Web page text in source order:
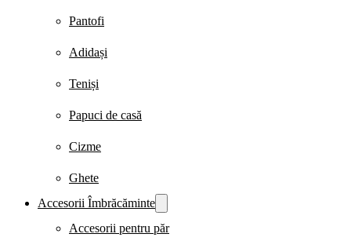
Pantofi
Adidași
Teniși
Papuci de casă
Cizme
Ghete
Accesorii Îmbrăcăminte
Accesorii pentru păr